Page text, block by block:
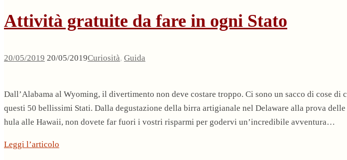
Attività gratuite da fare in ogni Stato
20/05/2019 20/05/2019Curiosità, Guida
Dall’Alabama al Wyoming, il divertimento non deve costare troppo. Ci sono un sacco di cose di
questi 50 bellissimi Stati. Dalla degustazione della birra artigianale nel Delaware alla prova
hula alle Hawaii, non dovete far fuori i vostri risparmi per godervi un’incredibile avventura…
Leggi l’articolo